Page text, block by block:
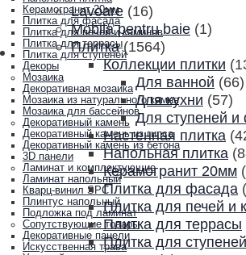
Керамогранит 20мм
Плитка для фасада
Плитка для печей и каминов
Плитка для террасы
Плитка для ступеней
Декоры
Мозаика
Декоративная мозаика
Мозаика из натурального камня
Мозаика для бассейнов
Декоративный камень
Декоративный камень из гипса
Декоративный камень из бетона
3D панели
Ламинат и комплектующие
Ламинат напольный
Кварц-винил SPC
Плинтус напольный
Подложка под ламинат
Сопутствующие товары
Декоративные панели
Искусственная трава
Lavoare (16)
Mobila pentru baie (1)
Плитка (1564)
Коллекции плитки
Для ванной (66)
Для кухни (57)
Для ступеней
Настенная плитка
Напольная плитка
Керамогранит 20мм
Плитка для фасада
Плитка для печей и
Плитка для террасы
Плитка для ступеней